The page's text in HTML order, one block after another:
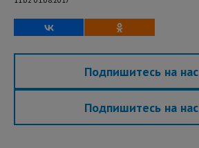
Подпишитесь на нас
Подпишитесь на нас